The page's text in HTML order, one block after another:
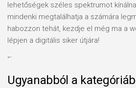
lehetőségek széles spektrumot
mindenki megtalálhatja a számára
habozzon tehát, kezdje el még ma a
lépjen a digitális siker útjára!
“`
Ugyanabból a